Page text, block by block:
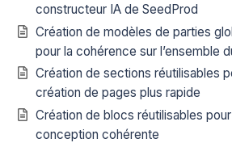
constructeur IA de SeedProd
Création de modèles de parties
pour la cohérence sur l’ensemble
Création de sections réutilisables
création de pages plus rapide
Création de blocs réutilisables
conception cohérente